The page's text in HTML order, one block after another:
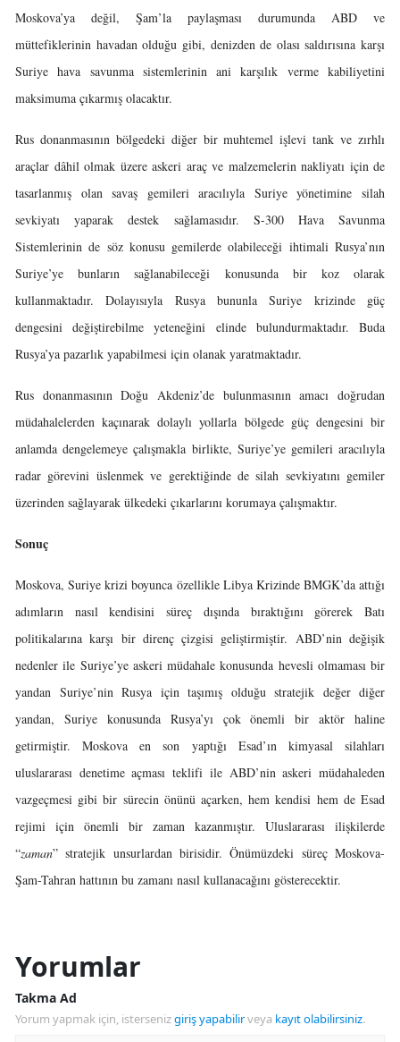
Moskova’ya değil, Şam’la paylaşması durumunda ABD ve
müttefiklerinin havadan olduğu gibi, denizden de olası saldırısına karşı
Suriye hava savunma sistemlerinin ani karşılık verme kabiliyetini
maksimuma çıkarmış olacaktır.
Rus donanmasının bölgedeki diğer bir muhtemel işlevi tank ve zırhlı
araçlar dâhil olmak üzere askeri araç ve malzemelerin nakliyatı için de
tasarlanmış olan savaş gemileri aracılıyla Suriye yönetimine silah
sevkiyatı yaparak destek sağlamasıdır. S-300 Hava Savunma
Sistemlerinin de söz konusu gemilerde olabileceği ihtimali Rusya’nın
Suriye’ye bunların sağlanabileceği konusunda bir koz olarak
kullanmaktadır. Dolayısıyla Rusya bununla Suriye krizinde güç
dengesini değiştirebilme yeteneğini elinde bulundurmaktadır. Buda
Rusya’ya pazarlık yapabilmesi için olanak yaratmaktadır.
Rus donanmasının Doğu Akdeniz’de bulunmasının amacı doğrudan
müdahalelerden kaçınarak dolaylı yollarla bölgede güç dengesini bir
anlamda dengelemeye çalışmakla birlikte, Suriye’ye gemileri aracılıyla
radar görevini üslenmek ve gerektiğinde de silah sevkiyatını gemiler
üzerinden sağlayarak ülkedeki çıkarlarını korumaya çalışmaktır.
Sonuç
Moskova, Suriye krizi boyunca özellikle Libya Krizinde BMGK’da attığı
adımların nasıl kendisini süreç dışında bıraktığını görerek Batı
politikalarına karşı bir direnç çizgisi geliştirmiştir. ABD’nin değişik
nedenler ile Suriye’ye askeri müdahale konusunda hevesli olmaması bir
yandan Suriye’nin Rusya için taşımış olduğu stratejik değer diğer
yandan, Suriye konusunda Rusya’yı çok önemli bir aktör haline
getirmiştir. Moskova en son yaptığı Esad’ın kimyasal silahları
uluslararası denetime açması teklifi ile ABD’nin askeri müdahaleden
vazgeçmesi gibi bir sürecin önünü açarken, hem kendisi hem de Esad
rejimi için önemli bir zaman kazanmıştır. Uluslararası ilişkilerde
“zaman” stratejik unsurlardan birisidir. Önümüzdeki süreç Moskova-
Şam-Tahran hattının bu zamanı nasıl kullanacağını gösterecektir.
Yorumlar
Takma Ad
Yorum yapmak için, istersenizgiriş yapabilirveya kayıt olabilirsiniz.